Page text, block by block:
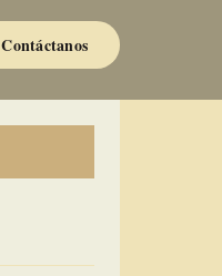
Contáctanos